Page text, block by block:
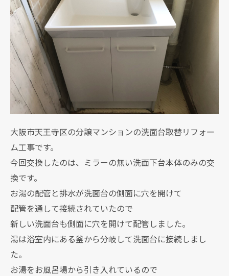
大阪市天王寺区の分譲マンションの洗面台取替リフォー
ム工事です。
今回交換したのは、ミラーの無い洗面下台本体のみの交
換です。
お湯の配管と排水が洗面台の側面に穴を開けて
配管を通して接続されていたので
新しい洗面台も側面に穴を開けて配管しました。
湯は浴室内にある釜から分岐して洗面台に接続しまし
た。
お湯をお風呂場から引き入れているので